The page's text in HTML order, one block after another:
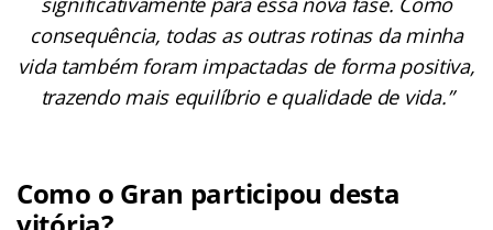
consequência, todas as outras rotinas da minha
vida também foram impactadas de forma positiva,
trazendo mais equilíbrio e qualidade de vida.”
Como o Gran participou desta